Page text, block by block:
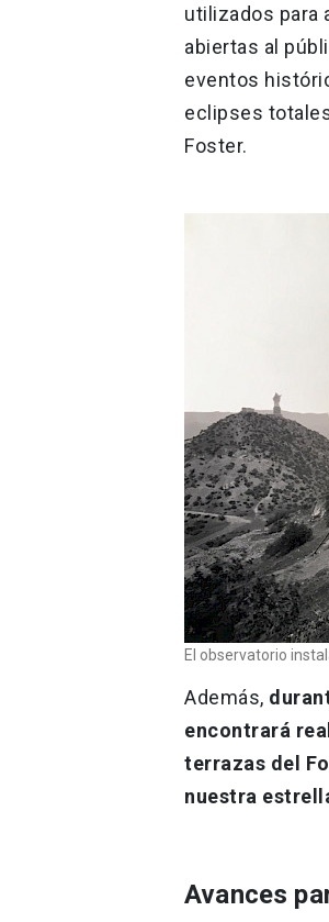
utilizados para
abiertas al
eventos
eclipses
Foster.
El observatorio
Además,
encontrará
terrazas del
nuestra
Avances